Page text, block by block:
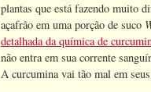
plantas que está fazendo muito
açafrão em uma porção de suco
detalhada da química de
não entra em sua corrente
A curcumina vai tão mal em